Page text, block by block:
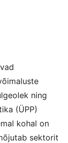
ning
(ÜPP)
kohal on
sektorit